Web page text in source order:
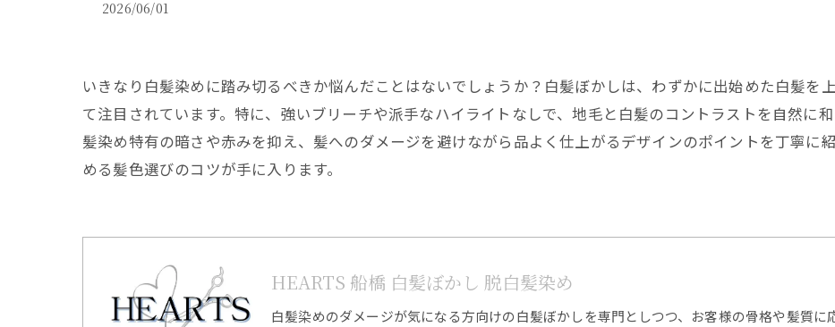
2026/06/01
いきなり白髪染めに踏み切るべきか悩んだことはないでしょうか？白髪ぼかしは、わずかに出始めた白髪を
て注目されています。特に、強いブリーチや派手なハイライトなしで、地毛と白髪のコントラストを自然に
髪染め特有の暗さや赤みを抑え、髪へのダメージを避けながら品よく仕上がるデザインのポイントを丁寧に
める髪色選びのコツが手に入ります。
HEARTS 船橋 白髪ぼかし 脱白髪染め
白髪染めのダメージが気になる方向けの白髪ぼかしを専門としつつ、お客様の骨格や髪質